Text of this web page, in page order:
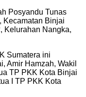
Posyandu Tunas
Kecamatan Binjai
Kelurahan Nangka,
Sumatera ini
Amir Hamzah, Wakil
TP PKK Kota Binjai
I TP PKK Kota